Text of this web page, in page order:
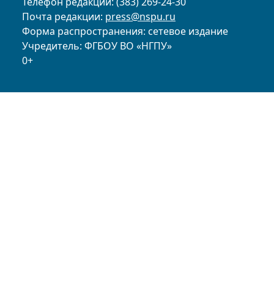
Почта редакции: press@nspu.ru
Форма распространения: сетевое издание
Учредитель: ФГБОУ ВО «НГПУ»
0+